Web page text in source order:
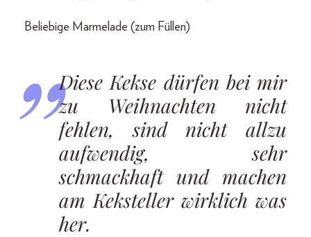
Beliebige Marmelade (zum Füllen)
Diese Kekse dürfen bei mir
zu Weihnachten nicht
fehlen, sind nicht allzu
aufwendig, sehr
schmackhaft und machen
am Keksteller wirklich was
her.